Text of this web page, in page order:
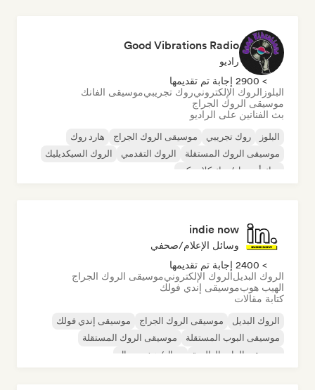
Good Vibrations Radio
راديو
> 2900 إجابة تم تقديمها
البلوز الروك الإلكترونيروك تجريبيموسيقى الفانك
موسيقى الروك الجراج
بث الفنانين على الراديو
البلوز روك تجريبي موسيقى الروك الجراج
هارد روك
موسيقى الروك المستقلة
الروك التقدمي
الروك السيكديليك
روك أند رول/روك كلاسيكي
indie now
وسائل الإعلام/صحفي
> 2400 إجابة تم تقديمها
الروك البديلالروك الإلكترونيموسيقى الروك الجراج
الهيب هوبموسيقى إندي فولك
كتابة مقالات
الروك البديل موسيقى الروك الجراج
موسيقى إندي فولك
موسيقى البوب المستقلة
موسيقى الروك المستقلة
موسيقى الراب العالمية
ميتال/هيفي ميتال